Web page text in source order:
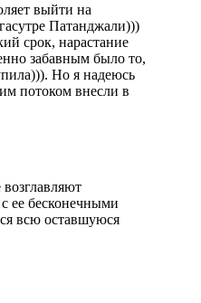
выйти на
Патанджали)))
срок, нарастание
забавным было то,
Но я надеюсь
потоком внесли в
ее бесконечными
всю оставшуюся